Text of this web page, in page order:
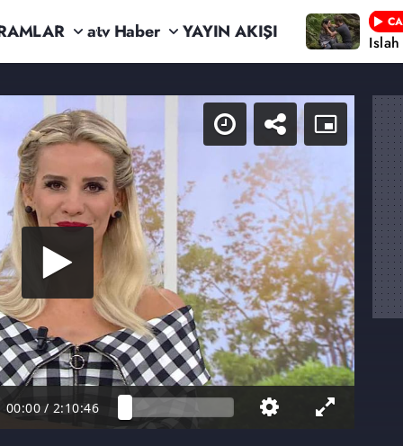
atv Haber YAYIN AKIŞI
00:00 / 2:10:46